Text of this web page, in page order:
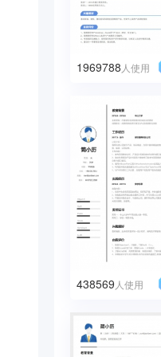
1969788 人使用
438569 人使用